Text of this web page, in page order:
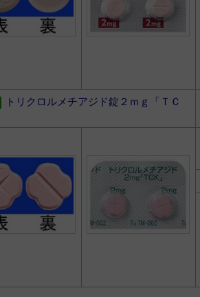
トリクロルメチアジド錠２ｍｇ「ＴＣ